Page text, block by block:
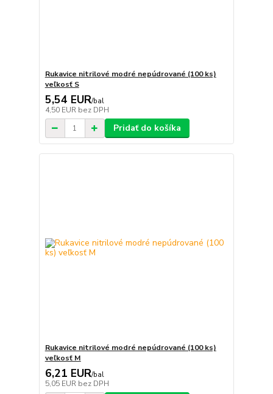
Rukavice nitrilové modré nepúdrované (100 ks)
veľkosť S
5,54 EUR/bal
4,50 EUR bez DPH
Pridať do košíka
Rukavice nitrilové modré nepúdrované (100 ks)
veľkosť M
6,21 EUR/bal
5,05 EUR bez DPH